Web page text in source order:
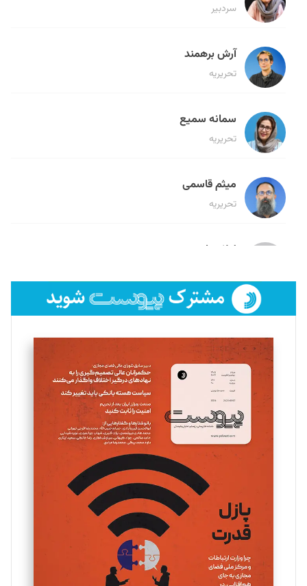
سردبیر
آرش برهمند
تحریریه
سمانه سمیع
تحریریه
میثم قاسمی
تحریریه
لیلا حنارود
فائزه فتحی رستمی
تحریریه
سروش کرمیان
تحریریه
مینا پاکدل
یسنا امان‌پور
تحریریه
ملینا جعفری